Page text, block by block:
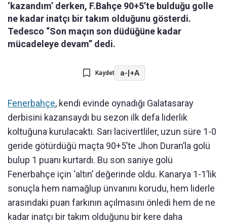
‘kazandım’ derken, F.Bahçe 90+5’te bulduğu golle
ne kadar inatçı bir takım olduğunu gösterdi.
Tedesco “Son maçın son düdüğüne kadar
mücadeleye devam” dedi.
Kaydet a-|+A
Fenerbahçe, kendi evinde oynadığı Galatasaray
derbisini kazansaydı bu sezon ilk defa liderlik
koltuğuna kurulacaktı. Sarı lacivertliler, uzun süre 1-0
geride götürdüğü maçta 90+5’te Jhon Duran’la golü
bulup 1 puanı kurtardı. Bu son saniye golü
Fenerbahçe için ‘altın’ değerinde oldu. Kanarya 1-1’lik
sonuçla hem namağlup ünvanını korudu, hem liderle
arasındaki puan farkının açılmasını önledi hem de ne
kadar inatçı bir takım olduğunu bir kere daha